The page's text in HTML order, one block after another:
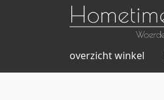
overzicht winkel